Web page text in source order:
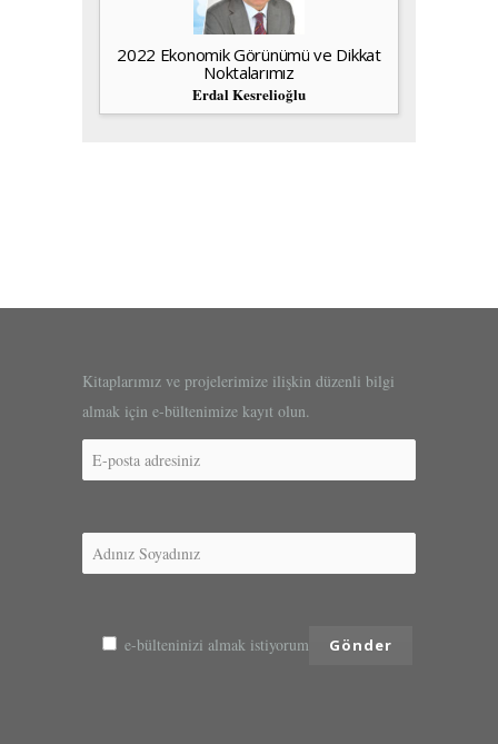
2022 Ekonomik Görünümü ve Dikkat
Noktalarımız
Erdal Kesrelioğlu
Kitaplarımız ve projelerimize ilişkin düzenli bilgi
almak için e-bültenimize kayıt olun.
e-bülteninizi almak istiyorum